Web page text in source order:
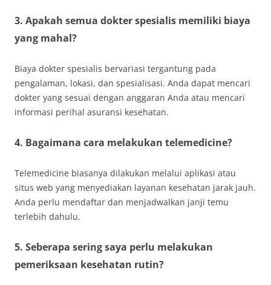
3. Apakah semua dokter spesialis memiliki biaya
yang mahal?
Biaya dokter spesialis bervariasi tergantung pada
pengalaman, lokasi, dan spesialisasi. Anda dapat mencari
dokter yang sesuai dengan anggaran Anda atau mencari
informasi perihal asuransi kesehatan.
4. Bagaimana cara melakukan telemedicine?
Telemedicine biasanya dilakukan melalui aplikasi atau
situs web yang menyediakan layanan kesehatan jarak jauh.
Anda perlu mendaftar dan menjadwalkan janji temu
terlebih dahulu.
5. Seberapa sering saya perlu melakukan
pemeriksaan kesehatan rutin?